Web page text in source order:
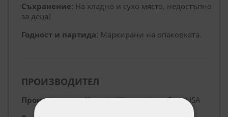
Съхранение: На хладно и сухо място, недостъпно
за деца!
Годност и партида: Маркирани на опаковката.
ПРОИЗВОДИТЕЛ
Производител: Nature’s Way products, Inc , USA